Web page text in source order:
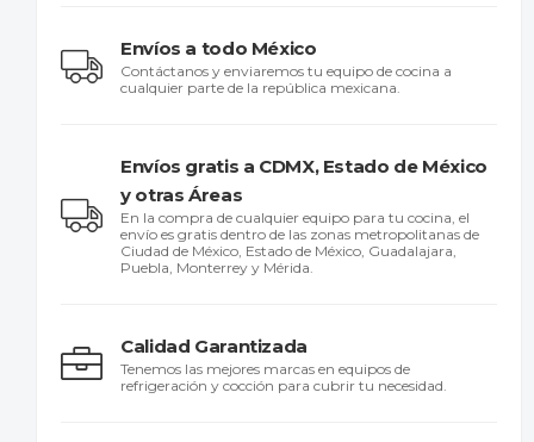
Envíos a todo México
Contáctanos y enviaremos tu equipo de cocina a
cualquier parte de la república mexicana.
Envíos gratis a CDMX, Estado de México
y otras Áreas
En la compra de cualquier equipo para tu cocina, el
envío es gratis dentro de las zonas metropolitanas de
Ciudad de México, Estado de México, Guadalajara,
Puebla, Monterrey y Mérida.
Calidad Garantizada
Tenemos las mejores marcas en equipos de
refrigeración y cocción para cubrir tu necesidad.